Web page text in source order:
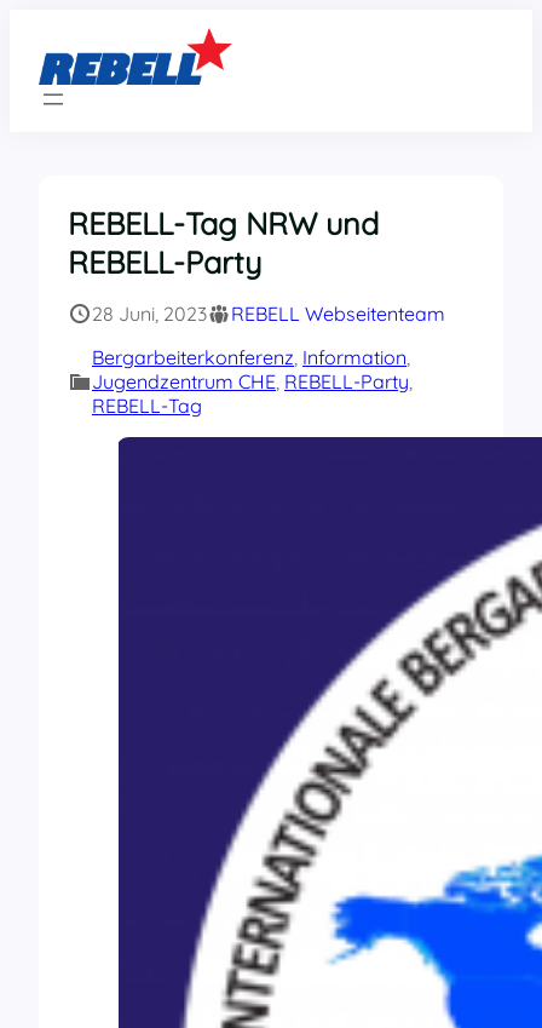
springen
REBELL-Tag NRW und
REBELL-Party
28 Juni, 2023
REBELL Webseitenteam
Bergarbeiterkonferenz Information
Jugendzentrum CHE REBELL-Party
REBELL-Tag